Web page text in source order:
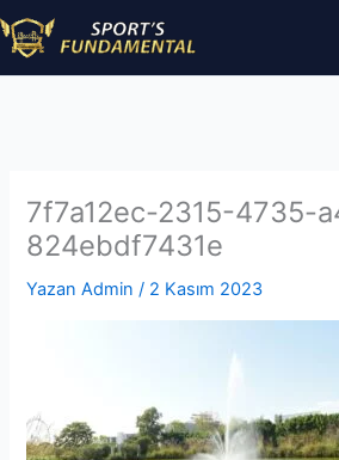
İçeriğe
atla
7f7a12ec-2315-4735-
824ebdf7431e
Yazan Admin/ 2 Kasım 2023